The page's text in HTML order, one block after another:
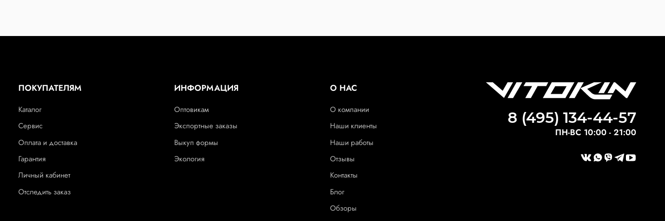
ПОКУПАТЕЛЯМ
Каталог
Сервис
Оплата и доставка
Гарантия
Личный кабинет
Отследить заказ
ИНФОРМАЦИЯ
Оптовикам
Экспортные заказы
Выкуп формы
Экология
О НАС
О компании
Наши клиенты
Наши работы
Отзывы
Контакты
Блог
Обзоры
8 (495) 134-44-57
ПН-ВС 10:00 - 21:00